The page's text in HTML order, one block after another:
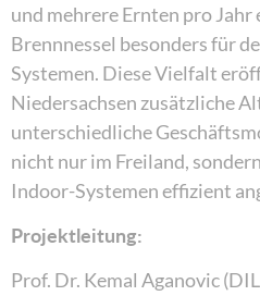
und mehrere Ernten pro
Brennnessel besonders für
Systemen. Diese Vielfalt
Niedersachsen zusätzliche
unterschiedliche
nicht nur im Freiland,
Indoor-Systemen effizient
Projektleitung:
Prof. Dr. Kemal Aganovic